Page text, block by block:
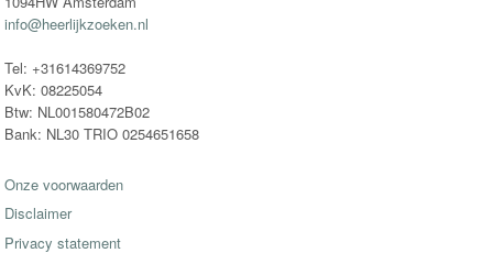
info@heerlijkzoeken.nl
Tel: +31614369752
KvK: 08225054
Btw: NL001580472B02
Bank: NL30 TRIO 0254651658
Onze voorwaarden
Disclaimer
Privacy statement